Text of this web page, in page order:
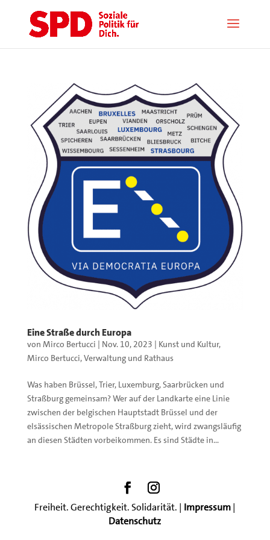
Eine Straße durch Europa
von Mirco Bertucci | Nov. 10, 2023 | Kunst und Kultur,
Mirco Bertucci,Verwaltung und Rathaus
Was haben Brüssel, Trier, Luxemburg, Saarbrücken und
Straßburg gemeinsam? Wer auf der Landkarte eine Linie
zwischen der belgischen Hauptstadt Brüssel und der
elsässischen Metropole Straßburg zieht, wird zwangsläufig
an diesen Städten vorbeikommen. Es sind Städte in...
Freiheit. Gerechtigkeit. Solidarität. | Impressum|
Datenschutz